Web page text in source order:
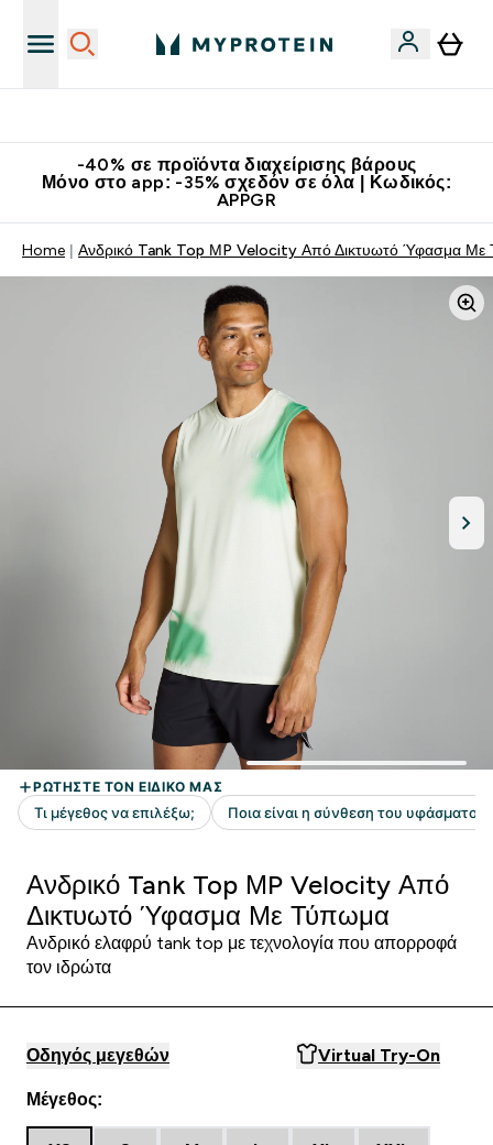
-40% σε προϊόντα διαχείρισης βάρους
Μόνο στο app: -35% σχεδόν σε όλα | Κωδικός:
APPGR
Home Ανδρικό Tank Top ΜP Velocity Από Δικτυωτό Ύφασμα Με
Ανδρικό Tank Top ΜP Velocity Από
Δικτυωτό Ύφασμα Με Τύπωμα
Ανδρικό ελαφρύ tank top με τεχνολογία που απορροφά
τον ιδρώτα
Οδηγός μεγεθών Virtual Try-On
Μέγεθος: